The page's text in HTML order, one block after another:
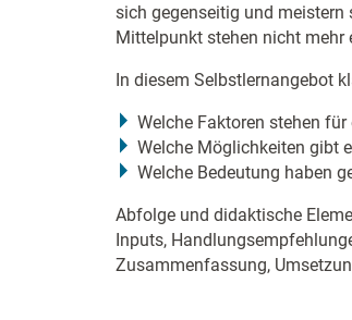
sich gegenseitig und
Mittelpunkt stehen nicht mehr
In diesem Selbstlernangebot
Welche Faktoren stehen
Welche Möglichkeiten gibt
Welche Bedeutung haben
Abfolge und didaktische
Inputs,
Zusammenfassung,